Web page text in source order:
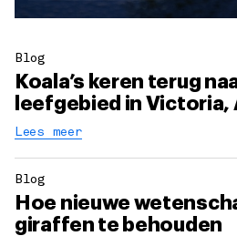
Blog
Koala’s keren terug
leefgebied in Victoria,
Lees meer
Blog
Hoe nieuwe
giraffen te behouden